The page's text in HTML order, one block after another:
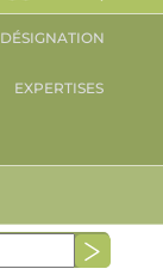
EXPERTISES